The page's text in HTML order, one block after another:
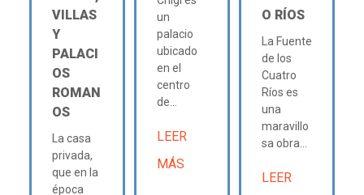
VILLAS
Y
PALACI
OS
ROMAN
OS
La casa
privada,
que en la
época
un
palacio
ubicado
en el
centro
de...
LEER
MÁS
O RÍOS
La Fuente
de los
Cuatro
Ríos es
una
maravillo
sa obra...
LEER